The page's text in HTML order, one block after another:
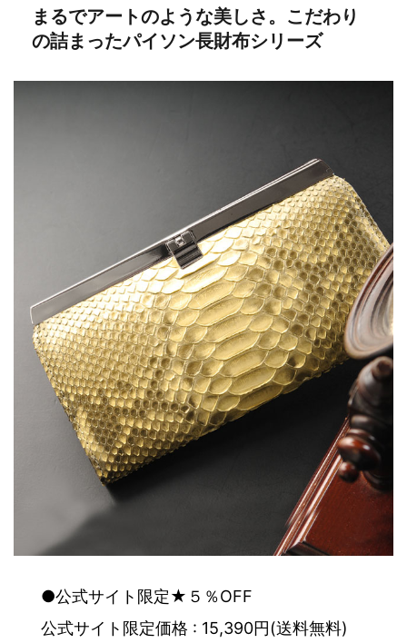
まるでアートのような美しさ。こだわり
の詰まったパイソン長財布シリーズ
●公式サイト限定★５％OFF
公式サイト限定価格 : 15,390円(送料無料)